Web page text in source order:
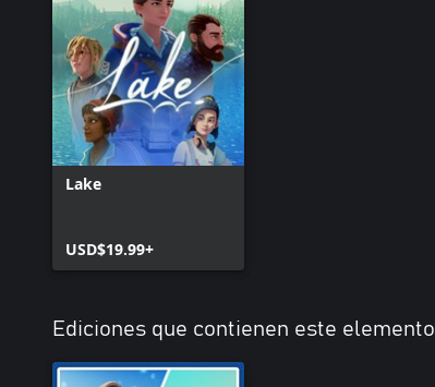
Lake
USD$19.99+
Ediciones que contienen este elemento